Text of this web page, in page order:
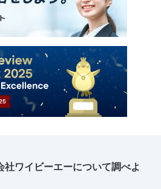
社ワイビーエーについて調べよ